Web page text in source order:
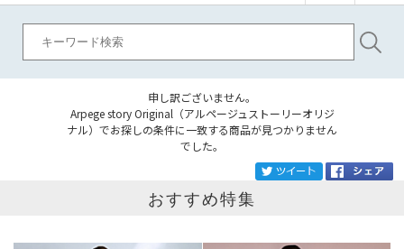
申し訳ございません。
Arpege story Original（アルページュストーリーオリジ
ナル）でお探しの条件に一致する商品が見つかりません
でした。
おすすめ特集